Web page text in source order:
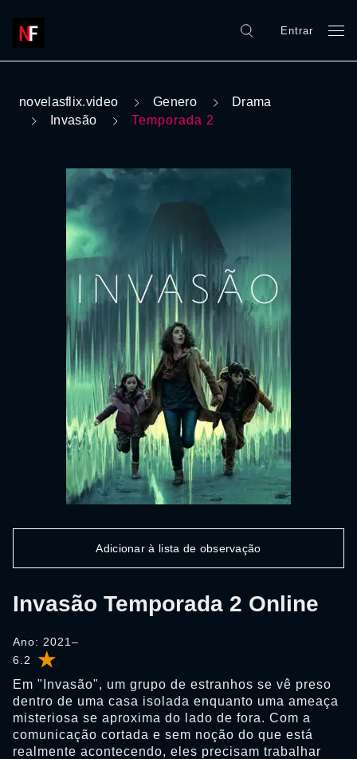
Entrar
novelasflix.video Genero
Drama
Invasão
Temporada 2
6.2
Invasão Temporada 2 Online
Ano: 2021–
Em "Invasão", um grupo de estranhos se vê preso
dentro de uma casa isolada enquanto uma ameaça
misteriosa se aproxima do lado de fora. Com a
comunicação cortada e sem noção do que está
realmente acontecendo, eles precisam trabalhar
Adicionar à lista de observação